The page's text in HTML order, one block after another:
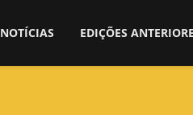
NOTÍCIAS EDIÇÕES